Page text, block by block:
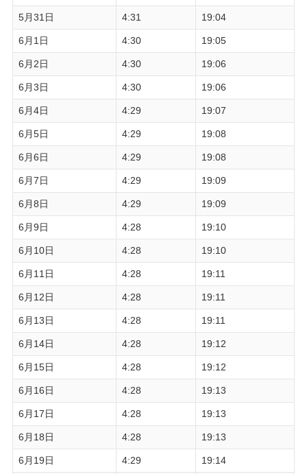
5月31日 4:31 19:04
6月1日 4:30 19:05
6月2日 4:30 19:06
6月3日 4:30 19:06
6月4日 4:29 19:07
6月5日 4:29 19:08
6月6日 4:29 19:08
6月7日 4:29 19:09
6月8日 4:29 19:09
6月9日 4:28 19:10
6月10日 4:28 19:10
6月11日 4:28 19:11
6月12日 4:28 19:11
6月13日 4:28 19:11
6月14日 4:28 19:12
6月15日 4:28 19:12
6月16日 4:28 19:13
6月17日 4:28 19:13
6月18日 4:28 19:13
6月19日 4:29 19:14